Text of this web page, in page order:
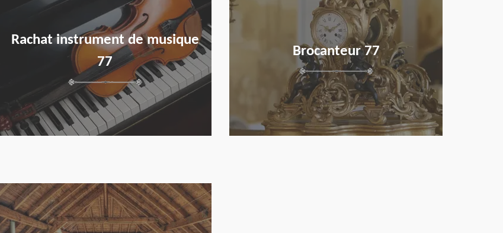
Rachat instrument de musique
77
Brocanteur 77
en savoir plus